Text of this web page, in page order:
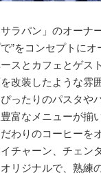
ラパン」のオーナ
”をコンセプトにオ
スとカフェとゲス
改装したような雰
ったりのパスタや
富なメニューが揃
わりのコーヒーを
チャーン、チェン
リジナルで、熟練